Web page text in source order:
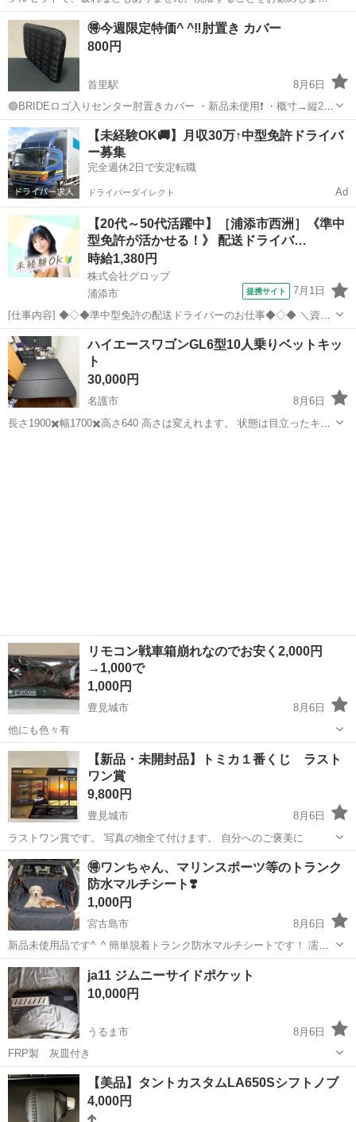
す。 先着順でお譲りします。なお、受け渡し希望日時の記載がないメ
ッセージには返信いたしませんのでご了承ください。 待ち合わせ場所
はローソン読谷長浜店の周...
沖縄 中頭郡 内装、インテリア
🉐今週限定特価^ ^‼️肘置き カバー
800円
首里駅
8月6日
🟣BRIDEロゴ入りセンター肘置きカバー ・新品未使用❗️ ・概寸→縦20
㎝ 横30㎝ 幅2㎝ ・撮影のため開封しました^ ^ ・クラウン/マークx/フ
ーガ/他 〜返信が早く話しがスムーズな方を優先します〜 ドタキャ
ン...
沖縄 那覇市 首里駅 内装、インテリア センター
【未経験OK🚚】月収30万↑中型免許ドライバ
ー募集
完全週休2日で安定転職
ドライバーダイレクト Ad
【20代～50代活躍中】［浦添市西洲］《準中
型免許が活かせる！》 配送ドライバ…
時給1,380円
株式会社グロップ
浦添市
提携サイト 7月1日
[仕事内容] ◆◇◆準中型免許の配送ドライバーのお仕事◆◇◆ ＼資格
えお活かせる／ 下記資格があれば実務経験がなくてもOK◎ ・中型免
許（8t限定） 2007年6月1日以前の普通免許取得者も可 （免許証に「中
型車は中型（...
沖縄 浦添市 ドライバー
ハイエースワゴンGL6型10人乗りベットキッ
ト
30,000円
名護市
8月6日
長さ1900✖️幅1700✖️高さ640 高さは変えれます。 状態は目立ったキ
リモコン戦車箱崩れなのでお安く2,000円
→1,000で
1,000円
豊見城市
8月6日
他にも色々有
沖縄 豊見城市 内装、インテリア
【新品・未開封品】トミカ１番くじ ラスト
ワン賞
9,800円
豊見城市
8月6日
ラストワン賞です。 写真の物全て付けます。 自分へのご褒美に
沖縄 豊見城市 内装、インテリア トミカ
🉐ワンちゃん、マリンスポーツ等のトランク
防水マルチシート❣️
1,000円
宮古島市
8月6日
新品未使用品です^_^ 簡単脱着トランク防水マルチシートです！ 濡れ
たり汚れたりしてもサッと一拭きで綺麗になります❣️ 受け渡しはパイ
ナガマビーチ前ファミマ駐車場にて購入後にはノークレーム、ノーリ
ターンで宜しくお願い致し...
沖縄 宮古島市 内装、インテリア トランク
ja11 ジムニーサイドポケット
10,000円
うるま市
8月6日
FRP製 灰皿付き
沖縄 うるま市 内装、インテリア
【美品】タントカスタムLA650Sシフトノブ
4,000円